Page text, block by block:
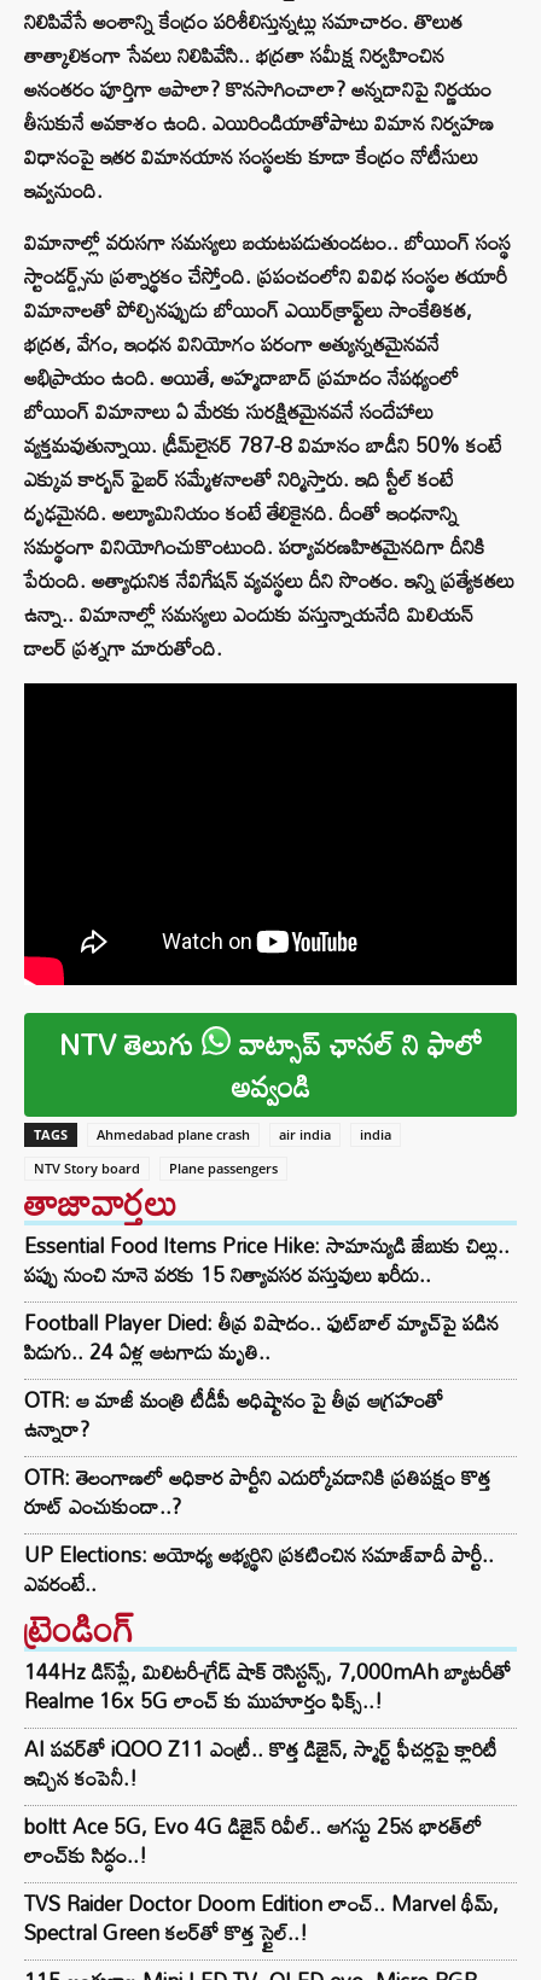
నిలిపివేసే అంశాన్ని కేంద్రం పరిశీలిస్తున్నట్లు సమాచారం. తొలుత
తాత్కాలికంగా సేవలు నిలిపివేసి.. భద్రతా సమీక్ష నిర్వహించిన
అనంతరం పూర్తిగా ఆపాలా? కొనసాగించాలా? అన్నదానిపై నిర్ణయం
తీసుకునే అవకాశం ఉంది. ఎయిరిండియాతోపాటు విమాన నిర్వహణ
విధానంపై ఇతర విమానయాన సంస్థలకు కూడా కేంద్రం నోటీసులు
ఇవ్వనుంది.
విమానాల్లో వరుసగా సమస్యలు బయటపడుతుండటం.. బోయింగ్‌ సంస్థ
స్టాండర్డ్స్‌ను ప్రశ్నార్థకం చేస్తోంది. ప్రపంచంలోని వివిధ సంస్థల తయారీ
విమానాలతో పోల్చినప్పుడు బోయింగ్‌ ఎయిర్‌క్రాఫ్ట్‌లు సాంకేతికత,
భద్రత, వేగం, ఇంధన వినియోగం పరంగా అత్యున్నతమైనవనే
అభిప్రాయం ఉంది. అయితే, అహ్మదాబాద్‌ ప్రమాదం నేపథ్యంలో
బోయింగ్‌ విమానాలు ఏ మేరకు సురక్షితమైనవనే సందేహాలు
వ్యక్తమవుతున్నాయి. డ్రీమ్‌లైనర్‌ 787-8 విమానం బాడీని 50% కంటే
ఎక్కువ కార్బన్‌ ఫైబర్‌ సమ్మేళనాలతో నిర్మిస్తారు. ఇది స్టీల్‌ కంటే
దృఢమైనది. అల్యూమినియం కంటే తేలికైనది. దీంతో ఇంధనాన్ని
సమర్థంగా వినియోగించుకొంటుంది. పర్యావరణహితమైనదిగా దీనికి
పేరుంది. అత్యాధునిక నేవిగేషన్‌ వ్యవస్థలు దీని సొంతం. ఇన్ని ప్రత్యేకతలు
ఉన్నా.. విమానాల్లో సమస్యలు ఎందుకు వస్తున్నాయనేది మిలియన్‌
డాలర్‌ ప్రశ్నగా మారుతోంది.
NTV తెలుగు వాట్సాప్ ఛానల్ ని ఫాలో
అవ్వండి
TAGS Ahmedabad plane crash air india
india
NTV Story board
Plane passengers
తాజావార్తలు
Essential Food Items Price Hike: సామాన్యుడి జేబుకు చిల్లు..
పప్పు నుంచి నూనె వరకు 15 నిత్యావసర వస్తువులు ఖరీదు..
Football Player Died: తీవ్ర విషాదం.. ఫుట్‌బాల్ మ్యాచ్‌పై పడిన
పిడుగు.. 24 ఏళ్ల ఆటగాడు మృతి..
OTR: ఆ మాజీ మంత్రి టీడీపీ అధిష్టానం పై తీవ్ర ఆగ్రహంతో
ఉన్నారా?
OTR: తెలంగాణలో అధికార పార్టీని ఎదుర్కోవడానికి ప్రతిపక్షం కొత్త
రూట్‌ ఎంచుకుందా..?
UP Elections: అయోధ్య అభ్యర్థిని ప్రకటించిన సమాజ్‌వాదీ పార్టీ..
ఎవరంటే..
ట్రెండింగ్‌
144Hz డిస్‌ప్లే, మిలిటరీ-గ్రేడ్ షాక్ రెసిస్టన్స్, 7,000mAh బ్యాటరీతో
Realme 16x 5G లాంచ్ కు ముహూర్తం ఫిక్స్..!
AI పవర్‌తో iQOO Z11 ఎంట్రీ.. కొత్త డిజైన్, స్మార్ట్ ఫీచర్లపై క్లారిటీ
ఇచ్చిన కంపెనీ.!
boltt Ace 5G, Evo 4G డిజైన్ రివీల్.. ఆగస్టు 25న భారత్‌లో
లాంచ్‌కు సిద్ధం..!
TVS Raider Doctor Doom Edition లాంచ్.. Marvel థీమ్,
Spectral Green కలర్‌తో కొత్త స్టైల్..!